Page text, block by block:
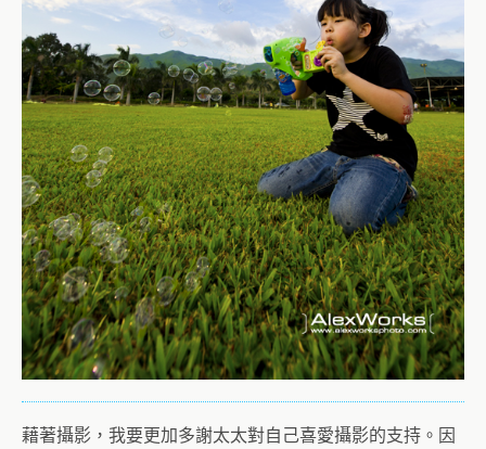
藉著攝影，我要更加多謝太太對自己喜愛攝影的支持。因